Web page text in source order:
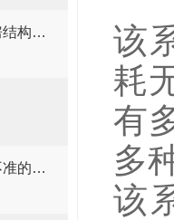
攻克地震山区地质风险！厂房结构在线安全监测解决方案应用。
双法兰差压变送器液位测量不准的解决方法
该
耗
有
多
该